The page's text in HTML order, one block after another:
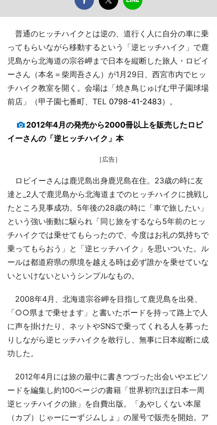
普通のヒッチハイクとは逆の、道行く人に自分の車に乗
ってもらいながら移動するという「逆ヒッチハイク」で鹿
児島から北海道の宗谷岬まで日本を縦断した旅人・ロビイ
ーさん（本名＝柴周吾さん）が1月29日、西宮市内でヒッ
チハイク教室を開く。会場は「焼き鳥じゅげむ甲子園球場
前店」（甲子園七番町、TEL 0798-41-2483）。
2012年4月の発売から2000冊以上を販売したロビ
イーさんの「逆ヒッチハイク」本
［広告］
ロビイーさんは鹿児島出身鹿児島在住。23歳の時に友
達と_2人で鹿児島から北海道までのヒッチハイクに挑戦し
たところ見事成功。5年後の28歳の時に「車で旅したい」
という強い衝動に駆られ「同じ旅をするなら5年前のヒッ
チハイクでは乗せてもらったので、今度はお礼の気持ちで
乗ってもらおう」と「逆ヒッチハイク」を思いついた。ル
ールは都道府県の県境を越える時は必ず誰かを乗せていな
いといけないというシンプルなもの。
2008年4月、北海道宗谷岬を目指して鹿児島を出発、
「○○県まで乗せます」と書いたボードを持って路上で人
に声を掛けたり、ネットやSNSで乗ってくれる人を募った
りしながら逆ヒッチハイクを敢行し、無事に日本縦断に成
功した。
2012年4月には旅の最中に書きつづった出会いやエピソ
ードを編集し約100ページの書籍「世界初!?ほぼ日本一周
逆ヒッチハイクの旅」を自費出版。「あやしくない本屋
（カブ）じゃーにーずジムしょ」の屋号で販売を開始。ア